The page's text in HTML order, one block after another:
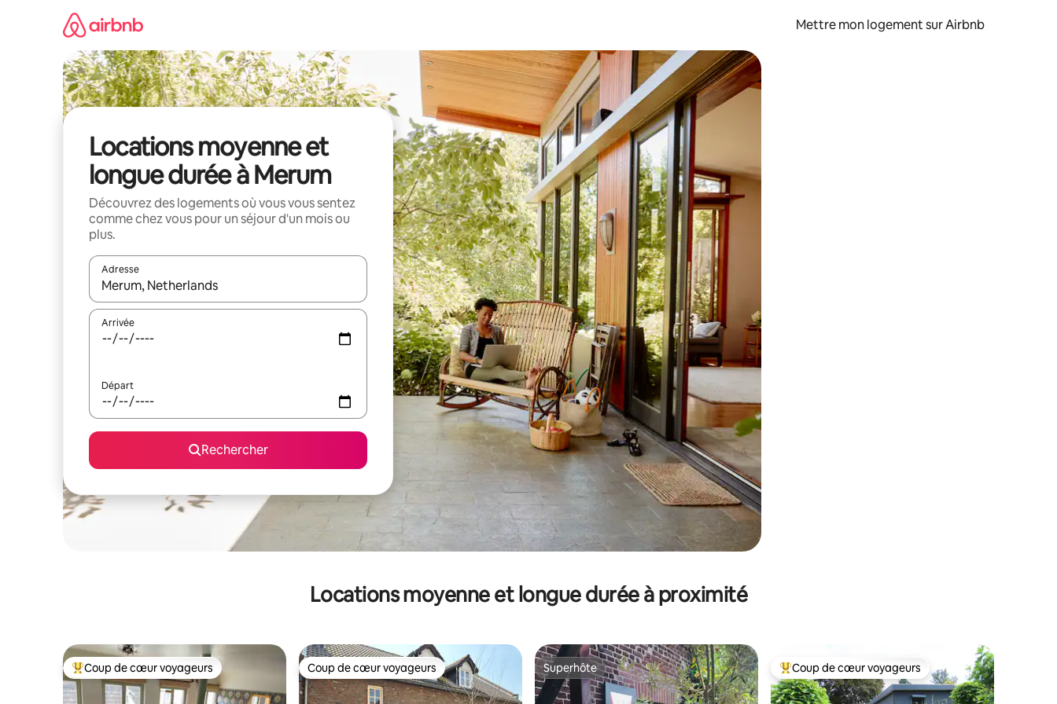
Mettre mon logement sur Airbnb
Locations moyenne et
longue durée à Merum
Découvrez des logements où vous vous sentez
comme chez vous pour un séjour d'un mois ou
plus.
Adresse
Lorsque les résultats s'affichent, utilisez les flèches vers le haut et vers le bas pour les parcourir ou en appuyant et en faisant glisser.
Arrivée
Départ
Rechercher
Locations moyenne et longue durée à proximité
Coups de cœur voyageurs les plus appréciés
Coup de cœur voyageurs Coup de cœur voyageurs
Coup de cœur voyageurs Superhôte
Superhôte Coups de cœur voyageurs les plus appréciés
Coup de cœur voyageurs